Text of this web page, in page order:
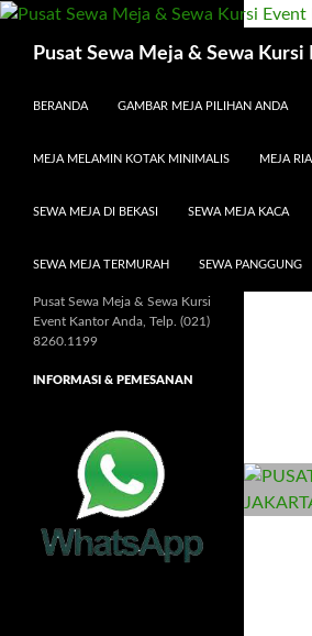
Pusat Sewa Meja & Sewa
BERANDA
GAMBAR MEJA PILIHAN ANDA
MEJA MELAMIN KOTAK MINIMALIS MEJA
SEWA MEJA DI BEKASI SEWA MEJA KACA
SEWA MEJA TERMURAH SEWA PANGGUNG
Pusat Sewa Meja & Sewa Kursi
Event Kantor Anda, Telp. (021)
8260.1199
INFORMASI & PEMESANAN